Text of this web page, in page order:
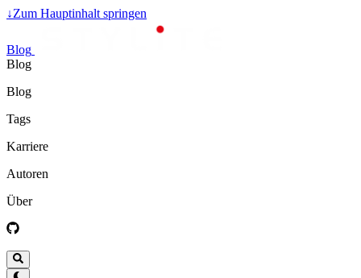
↓Zum Hauptinhalt springen
Blog
Blog
Blog
Tags
Karriere
Autoren
Über